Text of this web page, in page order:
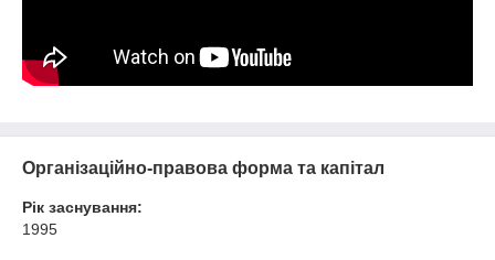
Організаційно-правова форма та капітал
Рік заснування:
1995